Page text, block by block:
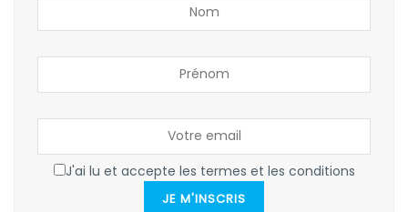
J'ai lu et accepte les termes et les conditions
JE M'INSCRIS